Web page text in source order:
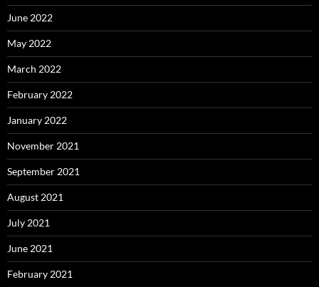
June 2022
May 2022
March 2022
February 2022
January 2022
November 2021
September 2021
August 2021
July 2021
June 2021
February 2021